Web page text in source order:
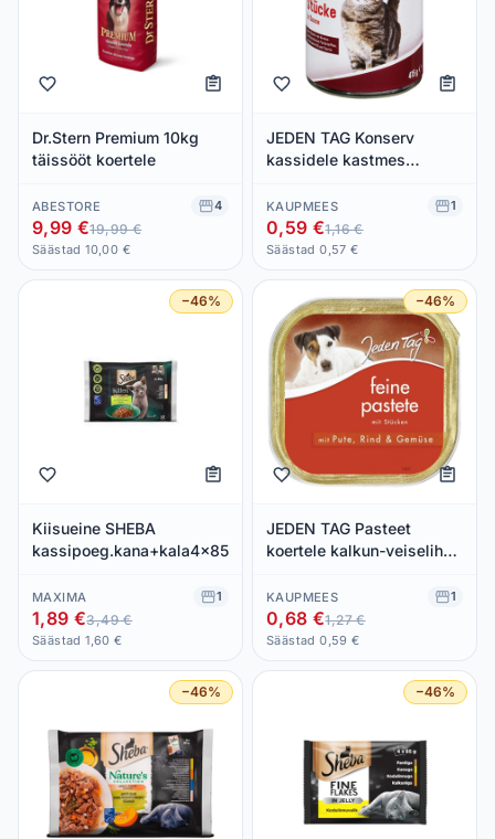
Dr.Stern Premium 10kg
täissööt koertele
ABESTORE 4
9,99 €19,99 €
Säästad 10,00 €
JEDEN TAG Konserv
kassidele kastmes
KAUPMEES 1
0,59 €1,16 €
Säästad 0,57 €
−46%
Kiisueine SHEBA
kassipoeg.kana+kala4x85g
MAXIMA 1
1,89 €3,49 €
Säästad 1,60 €
−46%
JEDEN TAG Pasteet
koertele kalkun-veiseliha-
KAUPMEES 1
0,68 €1,27 €
Säästad 0,59 €
−46% −46%